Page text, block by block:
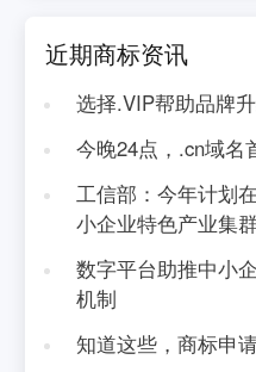
近期商标资讯
选择.VIP帮助品牌
今晚24点，.cn域名
工信部：今年计划
小企业特色产业集
数字平台助推中小
机制
知道这些，商标申